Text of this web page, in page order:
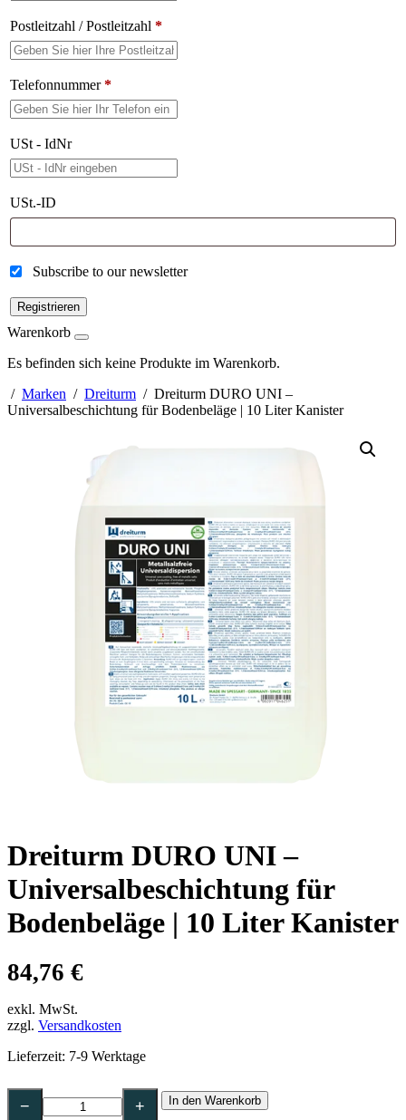
Postleitzahl / Postleitzahl *
Telefonnummer*
USt - IdNr
USt.-ID
Subscribe to our newsletter
Registrieren
Warenkorb
Es befinden sich keine Produkte im Warenkorb.
/ Marken / Dreiturm / Dreiturm DURO UNI –
Universalbeschichtung für Bodenbeläge | 10 Liter Kanister
Dreiturm DURO UNI –
Universalbeschichtung für
Bodenbeläge | 10 Liter Kanister
84,76 €
exkl. MwSt.
zzgl. Versandkosten
Lieferzeit: 7-9 Werktage
Dreiturm
DURO
− + In den Warenkorb